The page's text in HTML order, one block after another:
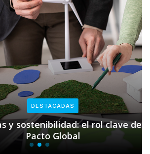
DESTACADAS
sostenibilidad: el rol clave de
Pacto Global